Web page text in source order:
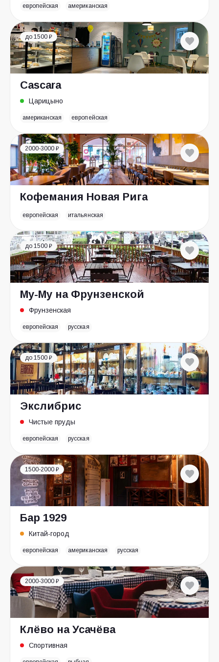
европейская американская
до 1500 ₽
Cascara
Царицыно
американская европейская
2000-3000 ₽
Кофемания Новая Рига
европейская итальянская
до 1500 ₽
Му-Му на Фрунзенской
Фрунзенская
европейская русская
до 1500 ₽
Экслибрис
Чистые пруды
европейская русская
1500-2000 ₽
Бар 1929
Китай-город
европейская американская русская
2000-3000 ₽
Клёво на Усачёва
Спортивная